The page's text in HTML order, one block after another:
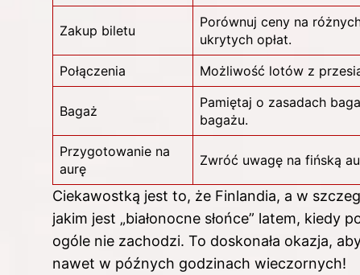
Zakup biletu
Porównuj ceny na
ukrytych opłat.
Połączenia
Możliwość lotów z
Bagaż
Pamiętaj o zasadach
bagażu.
Przygotowanie na
aurę
Zwróć uwagę na fińską
Ciekawostką jest to, że Finlandia, a w
jakim jest „białonocne słońce” latem, kiedy
ogóle nie zachodzi. To doskonała okazja,
nawet w późnych godzinach wieczornych!